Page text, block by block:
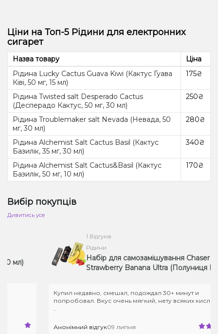
Ціни на Топ-5 Рідини для електронних
сигарет
Назва товару
Ціна
Рідина Lucky Cactus Guava Kiwi (Кактус Гуава
Ківі, 50 мг, 15 мл)
175₴
Рідина Twisted salt Desperado Cactus
(Десперадо Кактус, 50 ​​мг, 30 мл)
250₴
Рідина Troublemaker salt Nevada (Невада, 50
мг, 30 мл)
280₴
Рідина Alchemist Salt Cactus Basil (Кактус
Базилік, 35 мг, 30 мл)
340₴
Рідина Alchemist Salt Cactus&Basil (Кактус
Базилік, 50 мг, 10 мл)
170₴
Вибір покупців
Дивитись усе
1 Відгуків
Рідини
Набір для самозамішування Chaser Mix
Strawberry Banana Ultra (Полуниця Банан,
Купил недавно, смешал, подождал 30+ минут и
попробовал. Вкус очень мягкий, нету всяких кислинок, и
Анонімний відгук09 липня